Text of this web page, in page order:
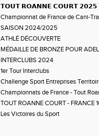
𝗧𝗢𝗨𝗧 𝗥𝗢𝗔𝗡𝗡𝗘 𝗖𝗢𝗨𝗥𝗧 𝟮𝟬𝟮𝟱
Championnat de France de Cani-
SAISON 2024/2025
ATHLÉ DÉCOUVERTE
MÉDAILLE DE BRONZE POUR
INTERCLUBS 2024
1er Tour Interclubs
Challenge Sport Entreprises
Championnats de France - Tout
TOUT ROANNE COURT - FRANCE
Les Victoires du Sport